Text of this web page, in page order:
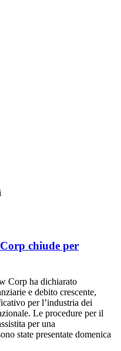
chiude per
Corp ha dichiarato
e debito crescente,
per l’industria dei
Le procedure per il
per una
state presentate domenica